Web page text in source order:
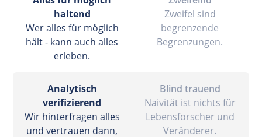
haltend
Wer alles für möglich
hält - kann auch alles
erleben.
Zweifel sind
begrenzende
Begrenzungen.
Analytisch
verifizierend
Wir hinterfragen alles
und vertrauen dann,
Blind trauend
Naivität ist nichts für
Lebensforscher und
Veränderer.